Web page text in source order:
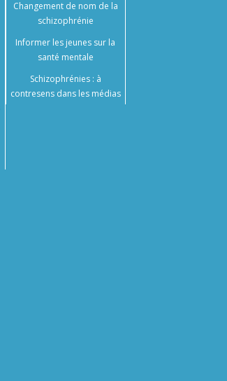
Changement de nom de la
schizophrénie
Informer les jeunes sur la
santé mentale
Schizophrénies : à
contresens dans les médias